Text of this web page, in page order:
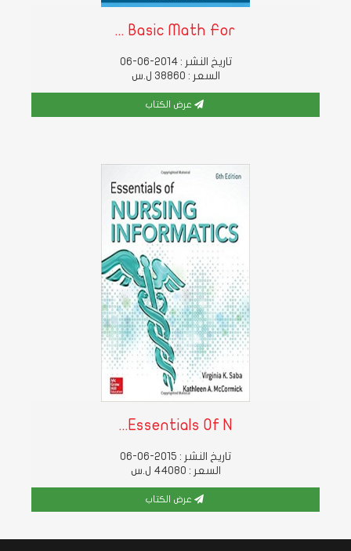
Basic Math For ...
تاريخ النشر : 2014-06-06
السعر : 38860 ل.س
عرض الكتاب
Essentials Of N...
تاريخ النشر : 2015-06-06
السعر : 44080 ل.س
عرض الكتاب